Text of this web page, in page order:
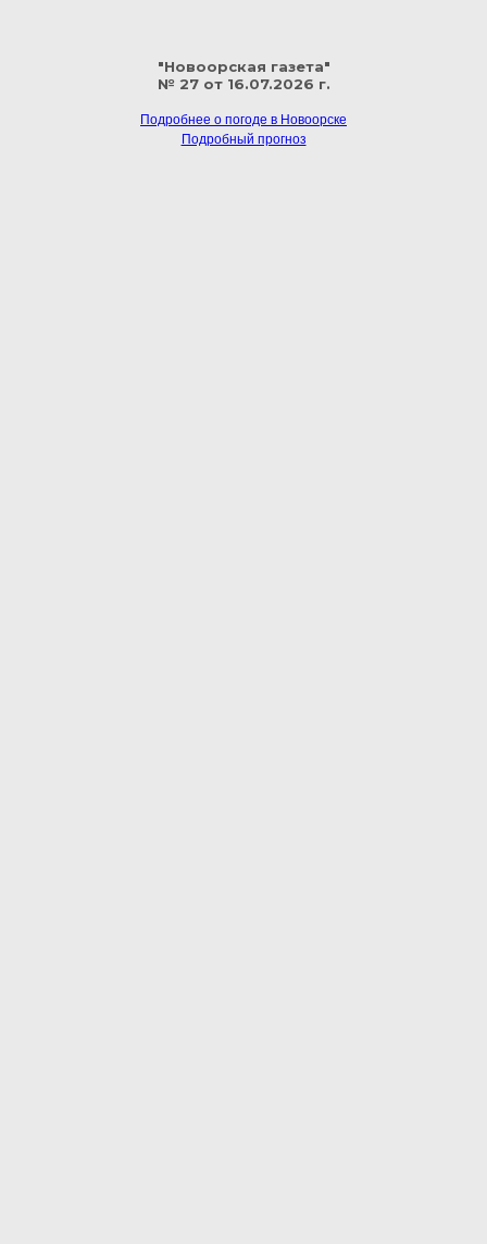
"Новоорская газета"
№ 27 от 16.07.2026 г.
Подробнее о погоде в Новоорске
Подробный прогноз